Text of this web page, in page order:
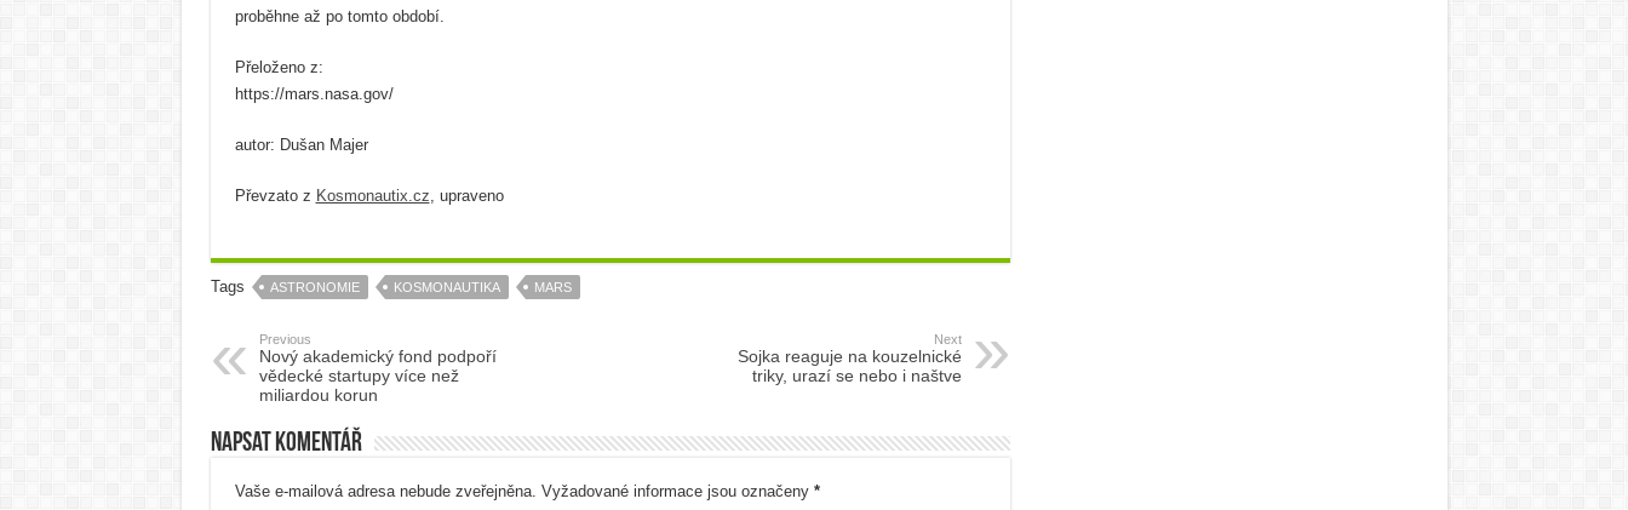
proběhne až po tomto období.
Přeloženo z:
https://mars.nasa.gov/
autor: Dušan Majer
Převzato z Kosmonautix.cz , upraveno
Tags ASTRONOMIE KOSMONAUTIKA MARS
Previous
Nový akademický fond podpoří
vědecké startupy více než
miliardou korun
Next
Sojka reaguje na kouzelnické
triky, urazí se nebo i naštve
Napsat komentář
Vaše e-mailová adresa nebude zveřejněna. Vyžadované informace jsou označeny *